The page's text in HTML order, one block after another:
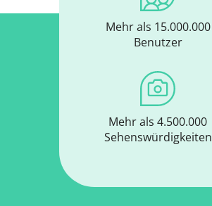
Mehr als 15.000.000
Benutzer
Mehr als 4.500.000
Sehenswürdigkeiten